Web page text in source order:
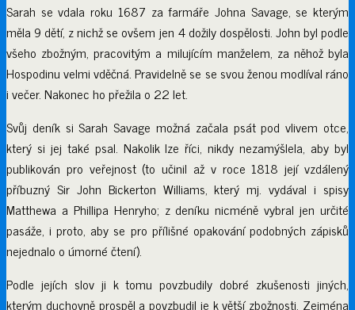
Sarah se vdala roku 1687 za farmáře Johna Savage, se kterým
měla 9 dětí, z nichž se ovšem jen 4 dožily dospělosti. John byl podle
všeho zbožným, pracovitým a milujícím manželem, za něhož byla
Hospodinu velmi vděčná. Pravidelně se se svou ženou modlíval ráno
i večer. Nakonec ho přežila o 22 let.
Svůj deník si Sarah Savage možná začala psát pod vlivem otce,
který si jej také psal. Nakolik lze říci, nikdy nezamýšlela, aby byl
publikován pro veřejnost (to učinil až v roce 1818 její vzdálený
příbuzný Sir John Bickerton Williams, který mj. vydával i spisy
Matthewa a Phillipa Henryho; z deníku nicméně vybral jen určité
pasáže, i proto, aby se pro přílišné opakování podobných zápisků
nejednalo o úmorné čtení).
Podle jejích slov ji k tomu povzbudily dobré zkušenosti jiných,
kterým duchovně prospěl a povzbudil je k větší zbožnosti. Zejména